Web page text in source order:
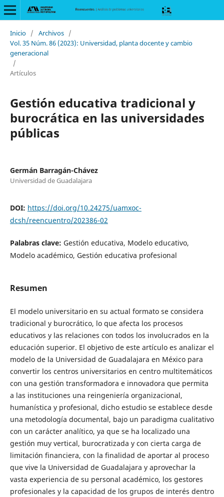
Inicio / Archivos /
Vol. 35 Núm. 86 (2023): Universidad, planta docente y cambio
generacional
/
Artículos
Gestión educativa tradicional y
burocrática en las universidades
públicas
Germán Barragán-Chávez
Universidad de Guadalajara
DOI: https://doi.org/10.24275/uamxoc-
dcsh/reencuentro/202386-02
Palabras clave: Gestión educativa, Modelo educativo,
Modelo académico, Gestión educativa profesional
Resumen
El modelo universitario en su actual formato se considera
tradicional y burocrático, lo que afecta los procesos
educativos y las relaciones con todos los involucrados en la
educación superior. El objetivo de este artículo es analizar el
modelo de la Universidad de Guadalajara en México para
convertir los centros universitarios en centro multitemáticos
con una gestión transformadora e innovadora que permita
a las instituciones una reingeniería organizacional,
humanística y profesional, dicho estudio se establece desde
una metodología documental, bajo un paradigma cualitativo
con un carácter analítico, ya que se ha localizado una
gestión muy vertical, burocratizada y con cierta carga de
limitación financiera, con la finalidad de aportar al proceso
que vive la Universidad de Guadalajara y aprovechar la
vasta experiencia de su personal académico, los gestores
profesionales y la capacidad de los grupos de interés dentro